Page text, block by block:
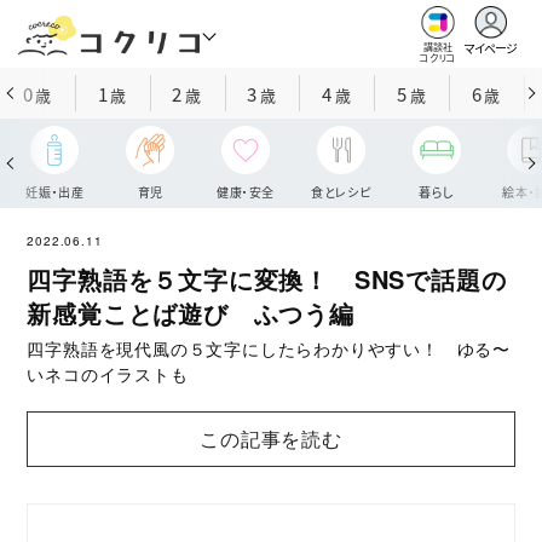
講談社
コクリコ
マイページ
0歳 1歳 2 歳 3歳 4歳 5歳 6歳
妊娠・出産 育児 健康・安全 食とレシピ 暮らし 絵本・
2022.06.11
四字熟語を５文字に変換！ SNSで話題の
新感覚ことば遊び ふつう編
四字熟語を現代風の５文字にしたらわかりやすい！ ゆる〜
いネコのイラストも
この記事を読む